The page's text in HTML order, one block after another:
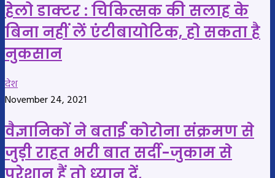
हेलो डाक्‍टर : चिकित्सक की सलाह के
बिना नहीं लें एंटीबायोटिक, हो सकता है
नुकसान
देश
November 24, 2021
वैज्ञानिकों ने बताई कोरोना संक्रमण से
जुड़ी राहत भरी बात सर्दी-जुकाम से